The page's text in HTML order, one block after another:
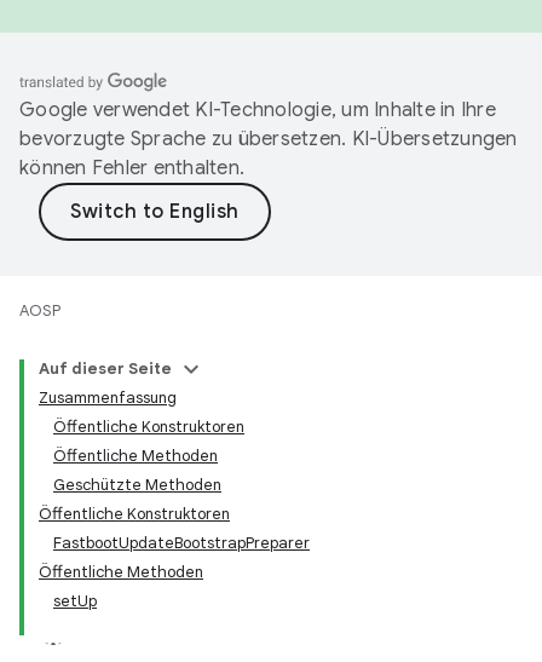
Google verwendet KI-Technologie, um Inhalte in Ihre
bevorzugte Sprache zu übersetzen. KI-Übersetzungen
können Fehler enthalten.
AOSP
Auf dieser Seite
Zusammenfassung
Öffentliche Konstruktoren
Öffentliche Methoden
Geschützte Methoden
Öffentliche Konstruktoren
FastbootUpdateBootstrapPreparer
Öffentliche Methoden
setUp